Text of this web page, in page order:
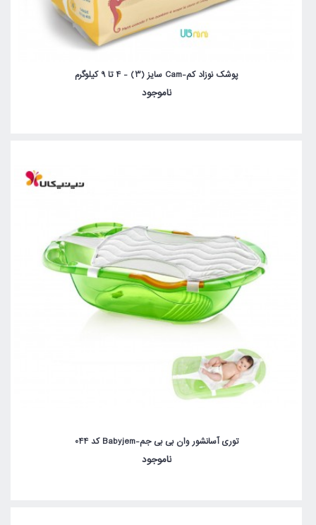
پوشک نوزاد کم-Cam سایز (3) - 4 تا 9 کیلوگرم
ناموجود
توری آسانشور وان بی بی جم-Babyjem کد 044
ناموجود